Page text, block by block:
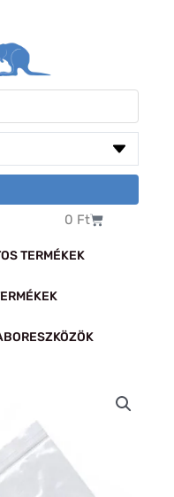
0 FtKosár
TERMÉKEK